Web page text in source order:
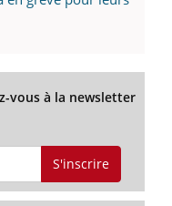
vous à la newsletter
S'inscrire